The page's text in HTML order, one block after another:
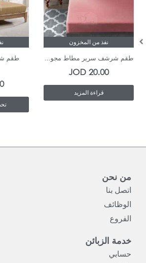
نفذ من المخزون
طقم شرشف سرير مطاط مجو...
20.00
JOD
قراءة المزيد
طقم
من نحن
اتصل بنا
الوظائف
الفروع
خدمة الزبائن
حسابي